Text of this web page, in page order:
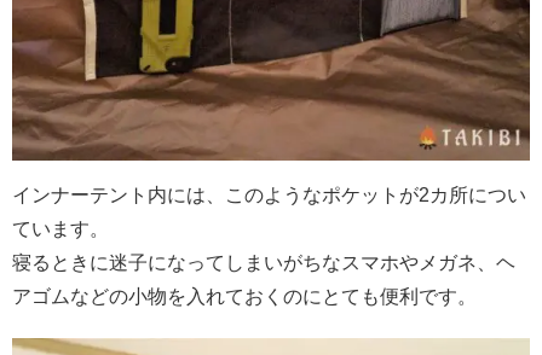
インナーテント内には、このようなポケットが2カ所につい
ています。
寝るときに迷子になってしまいがちなスマホやメガネ、ヘ
アゴムなどの小物を入れておくのにとても便利です。